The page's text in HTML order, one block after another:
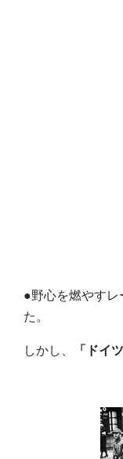
●野心を燃やす
た。
しかし、 「ドイ